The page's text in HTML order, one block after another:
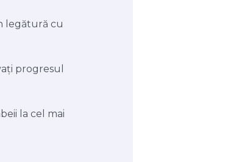
legătură cu
progresul
la cel mai